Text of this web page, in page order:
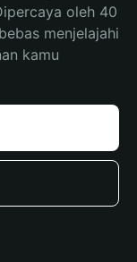
oleh 40
menjelajahi
kamu